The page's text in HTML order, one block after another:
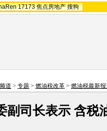
17173 焦点房地产 搜狗
道 > 专题 > 燃油税改革 > 燃油税最新报
副司长表示 含税